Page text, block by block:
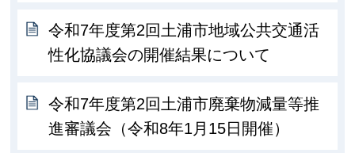
令和7年度第2回土浦市地域公共交通活
性化協議会の開催結果について
令和7年度第2回土浦市廃棄物減量等推
進審議会（令和8年1月15日開催）